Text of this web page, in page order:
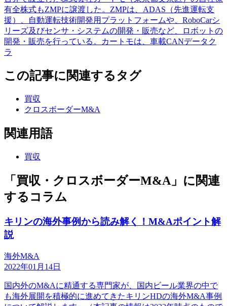
有全株式もZMPに譲渡した。ZMPは、ADAS（先進運転支
援）、自動運転技術開発用プラットフォームや、RoboCarシ
リーズ及びセンサ・システムの開発・販売など、ロボットの
開発・販売を行っている。カートモは、車載CANデータク
ラ
この記事に関連するタグ
買収
クロスボーダーM&A
関連用語
買収
「買収・クロスボーダーM&A」に関連
するコラム
キリンの海外事例から読み解く！M&Aポイント解
説
海外M&A
2022年01月14日
国内外のM&Aに精通する専門家が、国内ビール業界の中で
も海外展開を積極的に進めてきたキリンHDの海外M&A事例